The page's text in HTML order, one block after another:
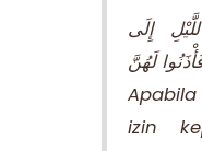
إِلَى
لَهُنَّ
izin